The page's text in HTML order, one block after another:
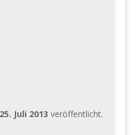
25. Juli 2013 veröffentlicht.